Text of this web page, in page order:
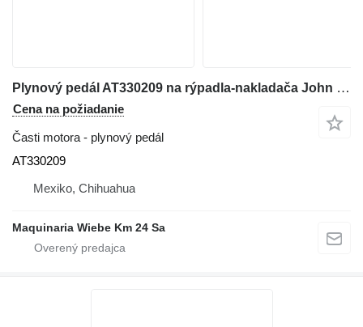
Plynový pedál AT330209 na rýpadla-nakladača John Deere 210K
Cena na požiadanie
Časti motora - plynový pedál
AT330209
Mexiko, Chihuahua
Maquinaria Wiebe Km 24 Sa